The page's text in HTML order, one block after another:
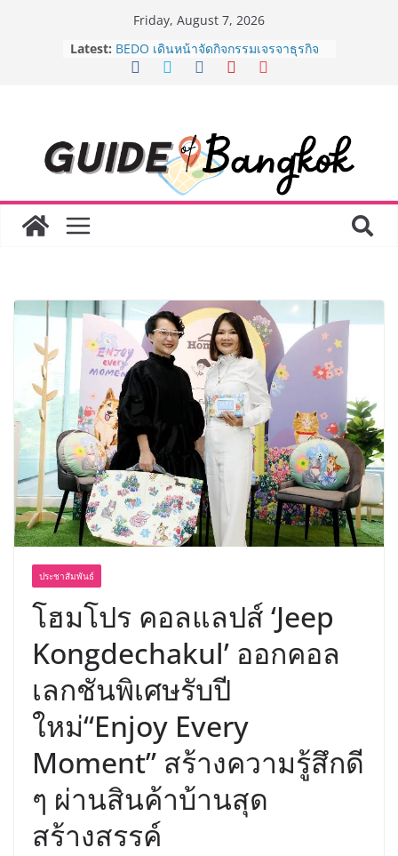
Friday, August 7, 2026
Latest: BEDO เดินหน้าจัดกิจกรรมเจรจาธุรกิจ
“BIO TRADE CONNECT 2026” ยก
สด ดอกไม้ประดิษฐ์ พวงมาลัย และสังฆ
ภัณฑ์ครบวงจร ขอเชิญเลือกซื้อมาลัย
และของขวัญต้อนรับวันแม่ เปิดให้
บริการทุกวันตลอด 24 ชั่วโมง
Guangzhou Yinghao School เผยวิสัย
8.8 “ซูเลียน” รวมพลังนักธุรกิจทั่ว
ประเทศ จัดประชุมใหญ่แห่งปี พบ CEO
“ดร.ปิยะวัฒน์” ถ่ายทอดวิสัยทัศน์ธุรกิจ
พร้อมฟรีคอนเสิร์ต “โชค รถแห่” ยกวง
AirAsia X SEE FAH พันธมิตรทางธุรกิจ
ยาวนานกว่า 20 ปี ต่อยอดเสิร์ฟความ
อร่อย ยกเมนูระดับตำนาน “ข้าวหน้าไก่
ราชวงศ์” พุ่งทะยานสู่น่านฟ้า
ประชาสัมพันธ์
โฮมโปร คอลแลปส์ ‘Jeep
Kongdechakul’ ออกคอล
เลกชันพิเศษรับปี
ใหม่“Enjoy Every
Moment” สร้างความรู้สึกดี
ๆ ผ่านสินค้าบ้านสุด
สร้างสรรค์